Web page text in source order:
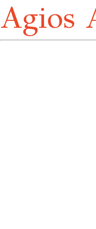
Agios